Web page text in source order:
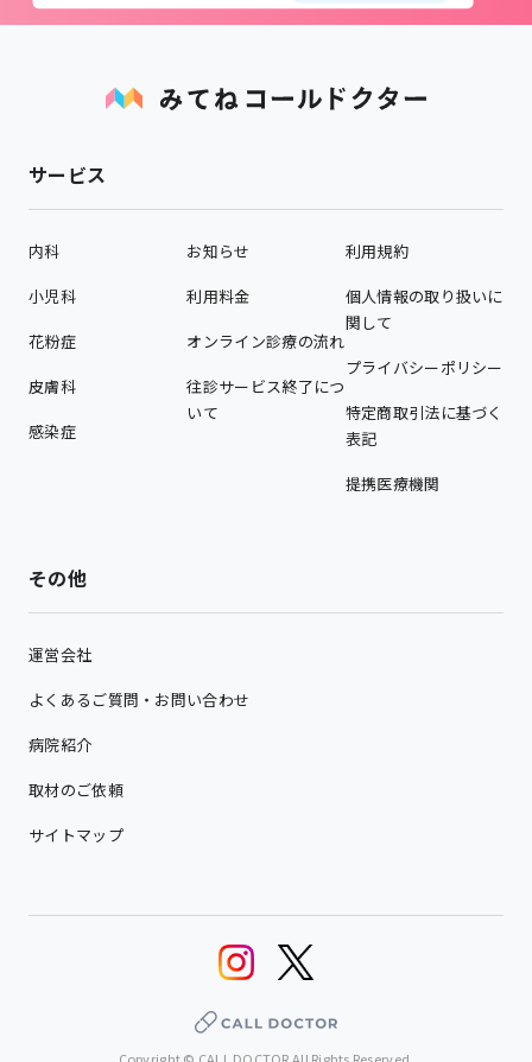
サービス
内科
小児科
花粉症
皮膚科
感染症
お知らせ
利用料金
オンライン診療の流れ
往診サービス終了につ
いて
利用規約
個人情報の取り扱いに
関して
プライバシーポリシー
特定商取引法に基づく
表記
提携医療機関
その他
運営会社
よくあるご質問・お問い合わせ
病院紹介
取材のご依頼
サイトマップ
Copyright © CALL DOCTOR All Rights Reserved.